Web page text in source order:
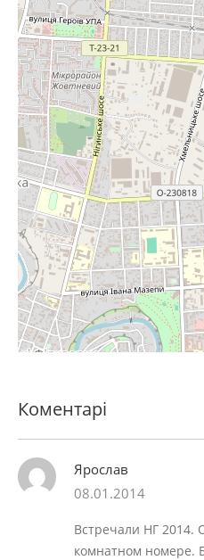
Коментарі
Ярослав
08.01.2014
Встречали НГ 2014.
комнатном номере.